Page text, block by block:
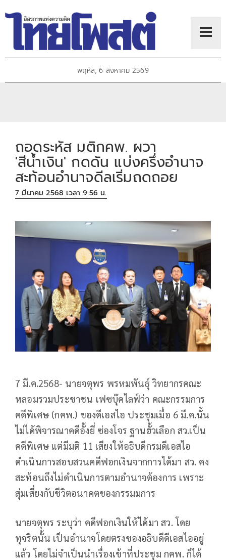
พฤหัส, 6 สิงหาคม 2569
ถอดระหัส มติกคพ. ผวา
'สีน้ำเงิน' กดดัน แบ่งครึ่งอำนาจ
สะท้อนอำนาจดีลเริ่มถดถอย
7 มีนาคม 2568 เวลา 9:56 น.
7 มี.ค.2568- นายจตุพร พรหมพันธุ์ วิทยากรคณะ
หลอมรวมประชาชน เฟซบุ๊คไลฟ์ว่า คณะกรรมการ
คดีพิเศษ (กคพ.) ของดีเอสไอ ประชุมเมื่อ 6 มี.ค.นั้น
ไม่ได้พิจารณาคดีอั้งยี่ ซ่องโจร ฐานฮั้วเลือก สว.เป็น
คดีพิเศษ แต่มีมติ 11 เสียงให้อธิบดีกรมดีเอสไอ
ดำเนินการสอบสวนคดีฟอกเงินจากการได้มา สว. คง
สะท้อนถึงไม่ดำเนินการตามอำนาจต้องการ เพราะ
สุ่มเสี่ยงกับชีวิตอนาคตของกรรมมการ
นายจตุพร ระบุว่า คดีฟอกเงินให้ได้มา สว. โดย
ทุจริตนั้น เป็นอำนาจโดยตรงของอธิบดีดีเอสไออยู่
แล้ว โดยไม่จำเป็นนำเรื่องเข้าที่ประชุม กคพ. ก็ได้